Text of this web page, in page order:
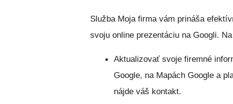
Služba Moja firma vám prináša
svoju online prezentáciu na Googli.
Aktualizovaťsvoje firemné
Google, na Mapách Google a
nájde váš kontakt.